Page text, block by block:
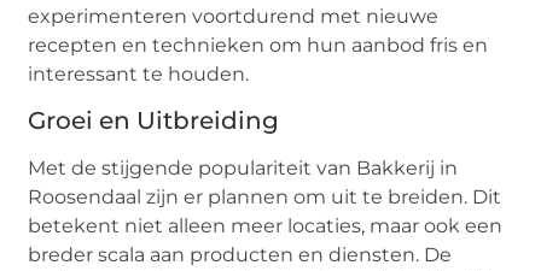
experimenteren voortdurend met nieuwe
recepten en technieken om hun aanbod fris en
interessant te houden.
Groei en Uitbreiding
Met de stijgende populariteit van Bakkerij in
Roosendaal zijn er plannen om uit te breiden. Dit
betekent niet alleen meer locaties, maar ook een
breder scala aan producten en diensten. De